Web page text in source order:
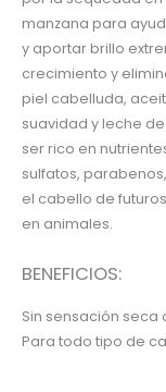
manzana para
y aportar brillo
crecimiento y
piel cabelluda,
suavidad y leche
ser rico en
sulfatos,
el cabello de
en animales.
BENEFICIOS:
Sin sensación seca
Para todo tipo de